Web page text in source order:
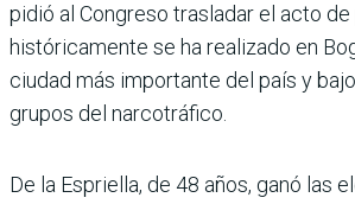
pidió al Congreso trasladar el acto
históricamente se ha realizado en
ciudad más importante del país y
grupos del narcotráfico.
De la Espriella, de 48 años, ganó las